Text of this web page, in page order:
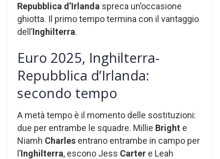
Repubblica d’Irlanda spreca un’occasione
ghiotta. Il primo tempo termina con il vantaggio
dell’Inghilterra.
Euro 2025, Inghilterra-
Repubblica d’Irlanda:
secondo tempo
A metà tempo è il momento delle sostituzioni:
due per entrambe le squadre. Millie Bright e
Niamh Charles entrano entrambe in campo per
l’Inghilterra, escono Jess Carter e Leah